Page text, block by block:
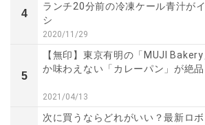
4
ランチ20分前の冷凍ケール青汁が
シ
2020/11/29
5
【無印】東京有明の「MUJI Bakery
か味わえない「カレーパン」が絶品
2021/04/13
次に買うならどれがいい？最新ロ